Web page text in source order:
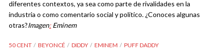
diferentes contextos, ya sea como parte de rivalidades en la
industria o como comentario social y político. ¿Conoces algunas
otras?Imagen: Eminem
50 CENT BEYONCÉ DIDDY EMINEM PUFF DADDY